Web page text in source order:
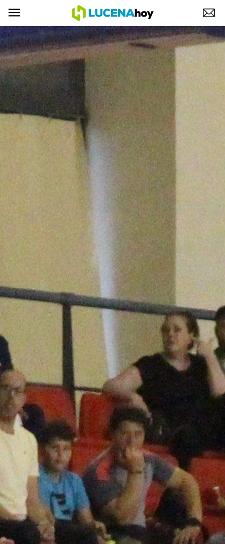
POLÍTICA
AYUNTAMIENTO
ELECCIONES
SUCESOS
ECONOMÍA
DESARROLLO LOCAL
LUCENA EMPRESAS
OCIO
OPINIÓN
VENTANA CIUDADANA
CÓRDOBA
SUBBÉTICA HOY
SALUD
OBRAS
NECROLÓGICAS
GALERÍAS